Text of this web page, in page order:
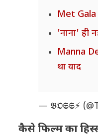
Met Gala
'नाना' ही
Manna
था याद
— 𝕭𝕺𝕾𝕾⚡
कैसे फिल्म का